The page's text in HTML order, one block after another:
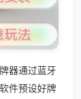
器通过蓝牙
件预设好牌